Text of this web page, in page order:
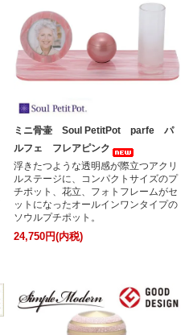
ミニ骨壷 Soul PetitPot parfe パ
ルフェ フレアピンク
浮きたつような透明感が際立つアクリ
ルステージに、コンパクトサイズのプ
チポット、花立、フォトフレームがセ
ットになったオールインワンタイプの
ソウルプチポット。
24,750円(内税)